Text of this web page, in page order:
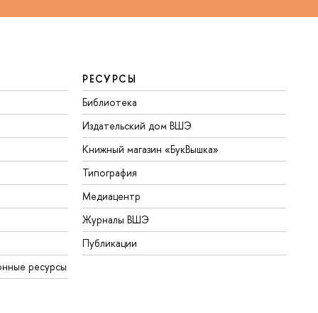
ресурсы
РЕСУРСЫ
Библиотека
Издательский дом ВШЭ
Книжный магазин «БукВышка»
Типография
Медиацентр
Журналы ВШЭ
Публикации